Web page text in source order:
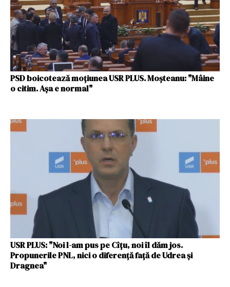
PSD boicotează moțiunea USR PLUS. Moșteanu: "Mâine
o citim. Așa e normal"
USR PLUS: "Noi l-am pus pe Cîțu, noi îl dăm jos.
Propunerile PNL, nici o diferență față de Udrea și
Dragnea"